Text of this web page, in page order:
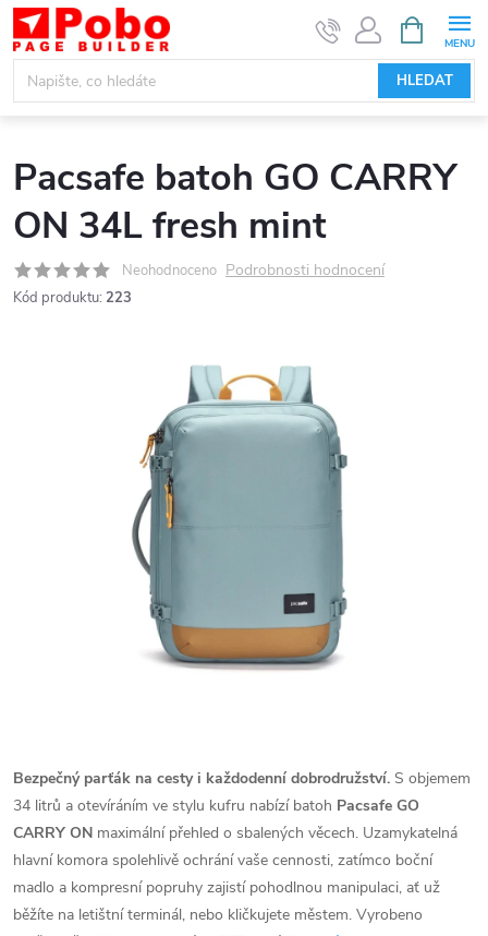
Přejít
na
obsah
HLEDAT
NÁKUPNÍ
KOŠÍK
Pacsafe batoh GO CARRY
ON 34L fresh mint
Neohodnoceno Podrobnosti hodnocení
Kód produktu: 223
Bezpečný parťák na cesty i každodenní dobrodružství. S objemem
34 litrů a otevíráním ve stylu kufru nabízí batoh Pacsafe GO
CARRY ON maximální přehled o sbalených věcech. Uzamykatelná
hlavní komora spolehlivě ochrání vaše cennosti, zatímco boční
madlo a kompresní popruhy zajistí pohodlnou manipulaci, ať už
běžíte na letištní terminál, nebo kličkujete městem. Vyrobeno